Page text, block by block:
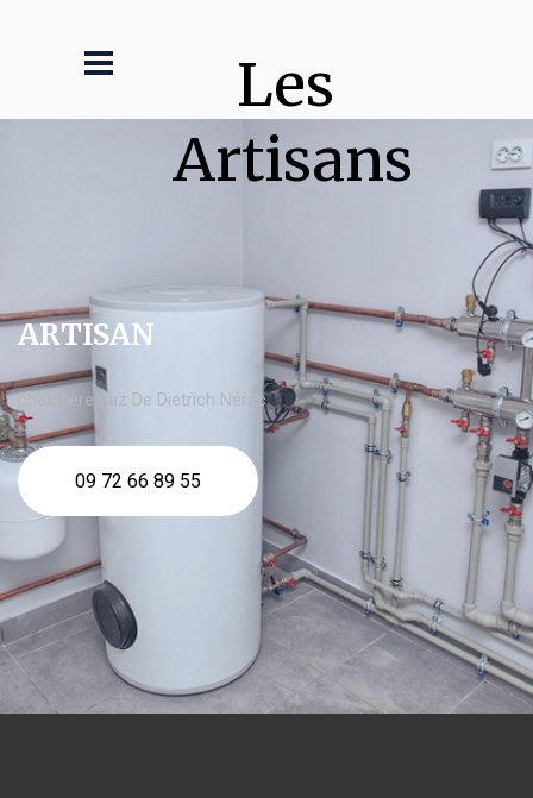
Les
Artisans
ARTISAN
chaudière gaz De Dietrich Nérac
09 72 66 89 55